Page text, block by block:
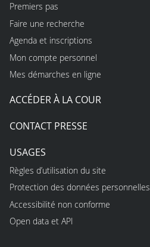
Premiers pas
Faire une recherche
Agenda et inscriptions
Mon compte personnel
Mes démarches en ligne
ACCÉDER À LA COUR
CONTACT PRESSE
USAGES
Règles d’utilisation du site
Protection des données personnelles
Accessibilité non conforme
Open data et API